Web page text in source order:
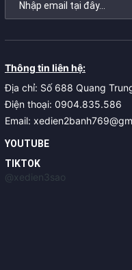
Thông tin liên hệ:
Địa chỉ: Số 688 Quang
Điện thoại: 0904.835.586
Email:
YOUTUBE
TIKTOK
@xedien3sao